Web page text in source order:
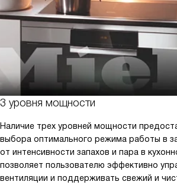
3 уровня мощности
Наличие трех уровней мощности
выбора оптимального режима работы в
от интенсивности запахов и пара в
позволяет пользователю эффективно
вентиляции и поддерживать свежий и